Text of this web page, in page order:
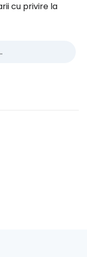
cu privire la